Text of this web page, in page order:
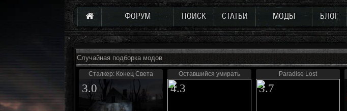
ФОРУМ ПОИСК СТАТЬИ МОДЫ БЛОГ
Случайная подборка модов
Сталкер: Конец Света
3.0
Оставшийся умирать
4.3
Paradise Lost
3.7